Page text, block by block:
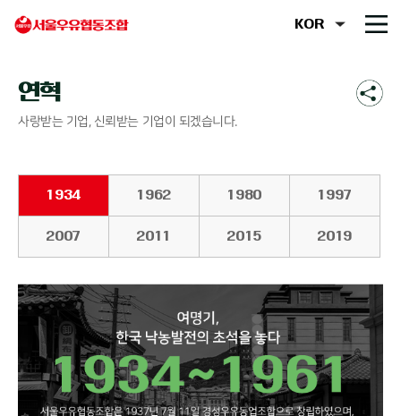
연혁
사랑받는 기업, 신뢰받는 기업이 되겠습니다.
1934 1962 1980 1997
2007 2011 2015 2019